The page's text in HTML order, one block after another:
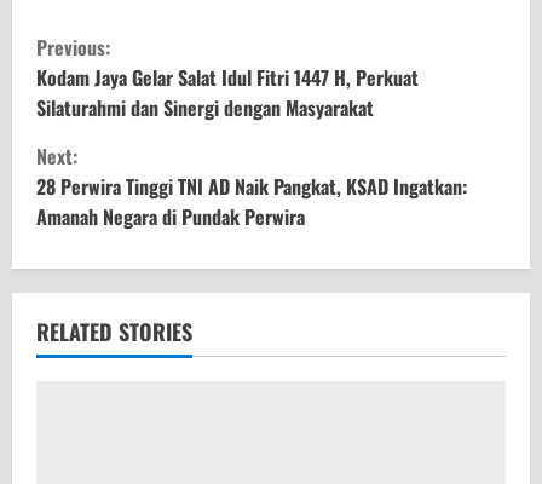
C
o
n
t
i
n
u
Previous:
Kodam Jaya Gelar Salat Idul Fitri 1447 H, Perkuat
Silaturahmi dan Sinergi dengan Masyarakat
Next:
28 Perwira Tinggi TNI AD Naik Pangkat, KSAD Ingatkan:
Amanah Negara di Pundak Perwira
RELATED STORIES